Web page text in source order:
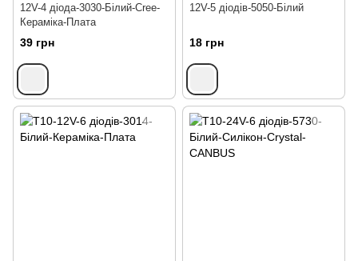
12V-4 діода-3030-Білий-Cree-
Кераміка-Плата
39 грн
12V-5 діодів-5050-Білий
18 грн